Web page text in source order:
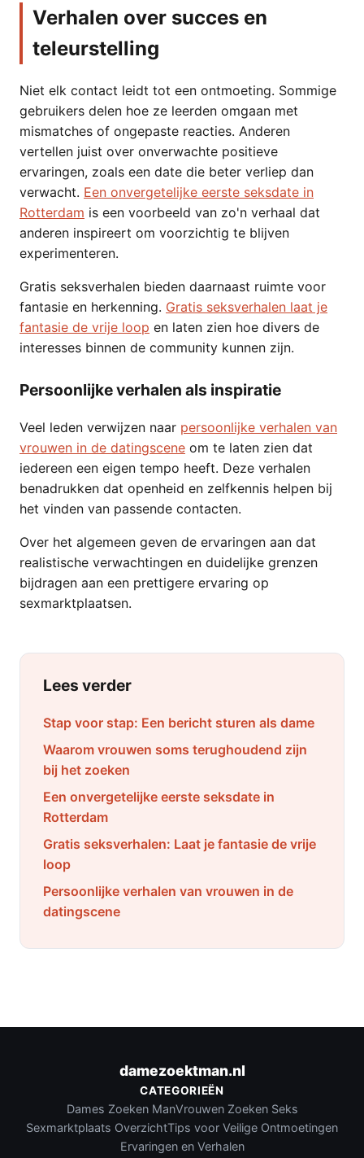
Verhalen over succes en
teleurstelling
Niet elk contact leidt tot een ontmoeting. Sommige
gebruikers delen hoe ze leerden omgaan met
mismatches of ongepaste reacties. Anderen
vertellen juist over onverwachte positieve
ervaringen, zoals een date die beter verliep dan
verwacht. Een onvergetelijke eerste seksdate in
Rotterdam is een voorbeeld van zo'n verhaal dat
anderen inspireert om voorzichtig te blijven
experimenteren.
Gratis seksverhalen bieden daarnaast ruimte voor
fantasie en herkenning. Gratis seksverhalen laat je
fantasie de vrije loop en laten zien hoe divers de
interesses binnen de community kunnen zijn.
Persoonlijke verhalen als inspiratie
Veel leden verwijzen naar persoonlijke verhalen van
vrouwen in de datingscene om te laten zien dat
iedereen een eigen tempo heeft. Deze verhalen
benadrukken dat openheid en zelfkennis helpen bij
het vinden van passende contacten.
Over het algemeen geven de ervaringen aan dat
realistische verwachtingen en duidelijke grenzen
bijdragen aan een prettigere ervaring op
sexmarktplaatsen.
Lees verder
Stap voor stap: Een bericht sturen als dame
Waarom vrouwen soms terughoudend zijn
bij het zoeken
Een onvergetelijke eerste seksdate in
Rotterdam
Gratis seksverhalen: Laat je fantasie de vrije
loop
Persoonlijke verhalen van vrouwen in de
datingscene
damezoektman.nl
CATEGORIEËN
Dames Zoeken ManVrouwen Zoeken Seks
Sexmarktplaats OverzichtTips voor Veilige Ontmoetingen
Ervaringen en Verhalen